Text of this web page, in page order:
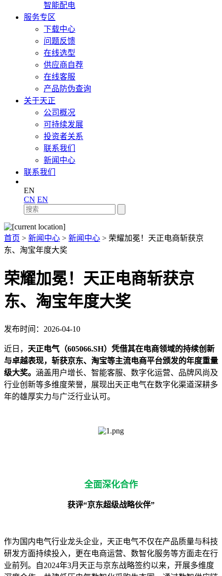
智能配电
服务专区
下载中心
问题反馈
在线选型
供应商自荐
在线客服
产品防伪查询
关于天正
公司概况
可持续发展
投资者关系
联系我们
新闻中心
联系我们
EN
CN EN
首页 > 新闻中心 > 新闻中心 > 荣耀加冕！天正电商斩获京
东、淘宝年度大奖
荣耀加冕！天正电商斩获京
东、淘宝年度大奖
发布时间：2026-04-10
近日， 天正电气（605066.SH）凭借其在电商领域的持续创新
与卓越表现，斩获京东、淘宝等主流电商平台颁发的年度重量
级大奖。 涵盖用户增长、智能客服、数字化运营、品牌风尚及
行业创新等多维度荣誉，展现出天正电气在数字化渠道深耕多
年的雄厚实力与广泛行业认可。
全面深化合作
获评“京东超级战略伙伴”
作为国内电气行业龙头企业，天正电气不仅在产品质量与科技
研发方面持续投入，更在电商运营、数智化服务等方面走在行
业前列。自2024年3月天正与京东战略签约以来，开展多维度